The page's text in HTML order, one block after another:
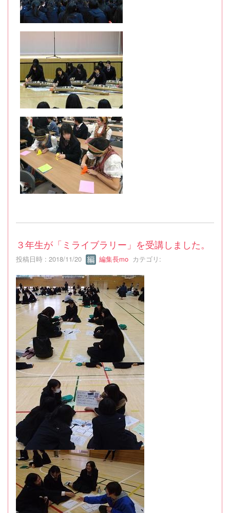
３年生が「ミライブラリー」を受講しました。
投稿日時 : 2018/11/20 編集長mo カテゴリ: